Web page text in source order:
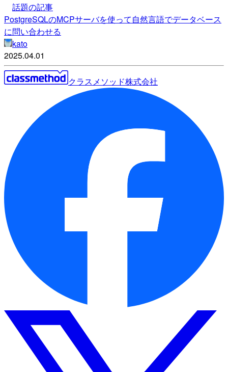
話題の記事
PostgreSQLのMCPサーバを使って自然言語でデータベース
に問い合わせる
kato
2025.04.01
クラスメソッド株式会社